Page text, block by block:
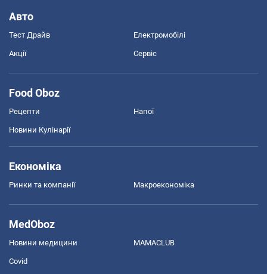
Авто
Тест Драйв Електромобілі
Акції Сервіс
Food Oboz
Рецепти Напої
Новини Кулінарії
Економіка
Ринки та компанії Макроекономіка
MedOboz
Новини медицини MAMACLUB
Covid